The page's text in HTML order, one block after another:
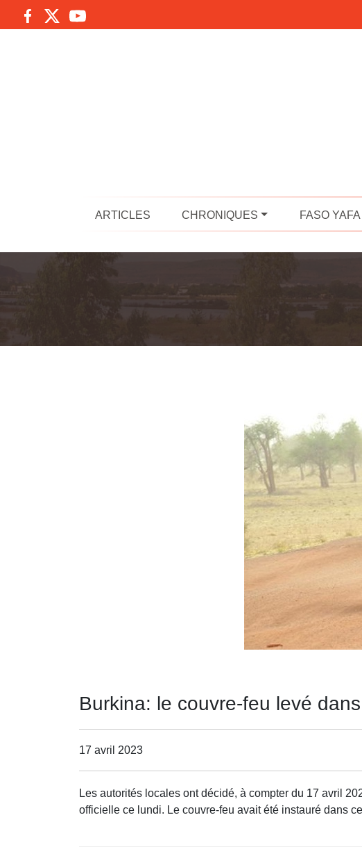
ARTICLES CHRONIQUES FASO YAFA
Burkina: le couvre-feu levé
17 avril 2023
Les autorités locales ont décidé, à compter du 17 avril
officielle ce lundi. Le couvre-feu avait été instauré dans